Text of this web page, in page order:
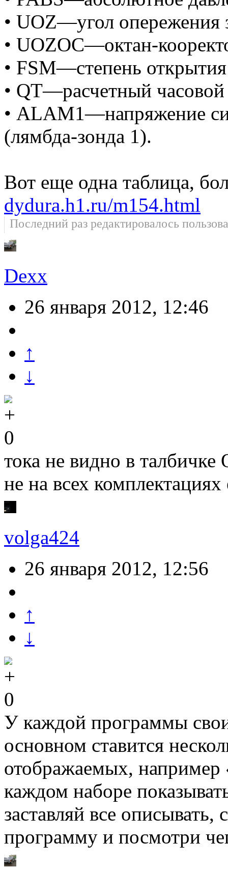
• UOZ—угол опережения
• UOZOC—октан-
• FSM—степень открытия
• QT—расчетный часовой
• ALAM1—напряжение
(лямбда-зонда 1).
Вот еще одна таблица,
dydura.h1.ru/m154.html
Последний раз редактировалось
Dexx
26 января 2012, 12:46
↑
↓
0
тока не видно в
не на всех
volga424
26 января 2012, 12:56
↑
↓
0
У каждой программы
основном ставится
отображаемых, например
каждом наборе
заставляй все
программу и посмотри